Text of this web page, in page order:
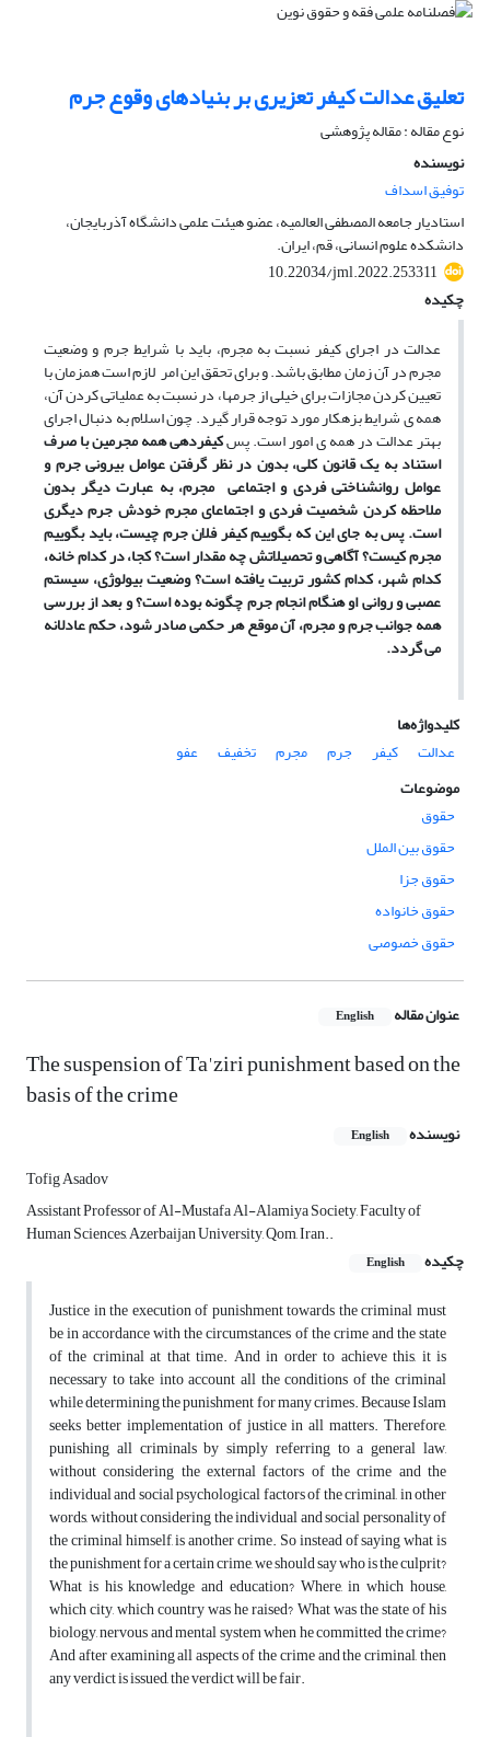
تعلیق عدالت کیفر تعزیری بر بنیادهای وقوع جرم
نوع مقاله : مقاله پژوهشی
نویسنده
توفیق اسداف
استادیار جامعه المصطفی العالمیه، عضو هیئت علمی دانشگاه آذربایجان،
دانشکده علوم انسانی، قم، ایران.
10.22034/jml.2022.253311
چکیده
عدالت در اجرای کیفر نسبت به مجرم، باید با شرایط جرم و وضعیت
مجرم در آن زمان مطابق باشد. و برای تحقق این امر لازم است همزمان با
تعیین کردن مجازات برای خیلی از جرمها، در نسبت به عملیاتی کردن آن،
همه ی شرایط بزهکار مورد توجه قرار گیرد. چون اسلام به دنبال اجرای
بهتر عدالت در همه ی امور است. پسکیفردهی همه مجرمین با صرف
استناد به یک قانون کلی، بدون در نظر گرفتن عوامل بیرونی جرم و
عوامل روانشناختی فردی و اجتماعی مجرم، به عبارت دیگر بدون
ملاحظه کردن شخصیت فردی و اجتماعای مجرم خودش جرم دیگری
است. پس به جای این که بگوییم کیفر فلان جرم چیست، باید بگوییم
مجرم کیست؟ آگاهی و تحصیلاتش چه مقدار است؟ کجا، در کدام خانه،
کدام شهر، کدام کشور تربیت یافته است؟ وضعیت بیولوژی، سیستم
عصبی و روانی او هنگام انجام جرم چگونه بوده است؟ و بعد از بررسی
همه جوانب جرم و مجرم، آن موقع هر حکمی صادر شود، حکم عادلانه
می گردد.
کلیدواژه‌ها
عدالت
کیفر جرم مجرم تخفیف
عفو
موضوعات
حقوق
حقوق بین الملل
حقوق جزا
حقوق خانواده
حقوق خصوصی
عنوان مقاله English
The suspension of Ta'ziri punishment based on the
basis of the crime
نویسنده English
Tofig Asadov
Assistant Professor of Al-Mustafa Al-Alamiya Society, Faculty of
Human Sciences, Azerbaijan University, Qom, Iran..
چکیده
English
Justice in the execution of punishment towards the criminal must
be in accordance with the circumstances of the crime and the state
of the criminal at that time. And in order to achieve this, it is
necessary to take into account all the conditions of the criminal
while determining the punishment for many crimes. Because Islam
seeks better implementation of justice in all matters. Therefore,
punishing all criminals by simply referring to a general law,
without considering the external factors of the crime and the
individual and social psychological factors of the criminal, in other
words, without considering the individual and social personality of
the criminal himself, is another crime. So instead of saying what is
the punishment for a certain crime, we should say who is the culprit?
What is his knowledge and education? Where, in which house,
which city, which country was he raised? What was the state of his
biology, nervous and mental system when he committed the crime?
And after examining all aspects of the crime and the criminal, then
any verdict is issued, the verdict will be fair.